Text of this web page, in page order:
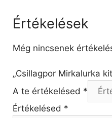
Értékelések
Még nincsenek
„Csillagpor Mirkalurka
A te értékelésed *
Értékelésed *